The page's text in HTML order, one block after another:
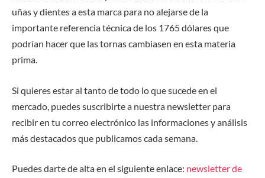
uñas y dientes a esta marca para no alejarse de la
importante referencia técnica de los 1765 dólares que
podrían hacer que las tornas cambiasen en esta materia
prima.
Si quieres estar al tanto de todo lo que sucede en el
mercado, puedes suscribirte a nuestra newsletter para
recibir en tu correo electrónico las informaciones y análisis
más destacados que publicamos cada semana.
Puedes darte de alta en el siguiente enlace: newsletter de